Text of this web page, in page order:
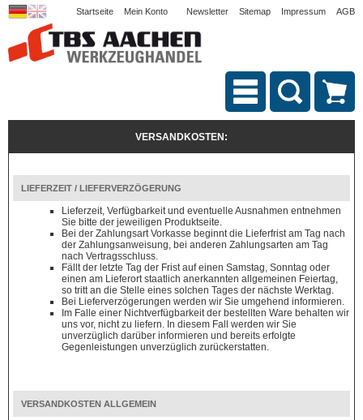
Startseite Mein Konto Newsletter Sitemap Impressum AGB
VERSANDKOSTEN:
LIEFERZEIT / LIEFERVERZÖGERUNG
Lieferzeit, Verfügbarkeit und eventuelle Ausnahmen entnehmen
Sie bitte der jeweiligen Produktseite.
Bei der Zahlungsart Vorkasse beginnt die Lieferfrist am Tag nach
der Zahlungsanweisung, bei anderen Zahlungsarten am Tag
nach Vertragsschluss.
Fällt der letzte Tag der Frist auf einen Samstag, Sonntag oder
einen am Lieferort staatlich anerkannten allgemeinen Feiertag,
so tritt an die Stelle eines solchen Tages der nächste Werktag.
Bei Lieferverzögerungen werden wir Sie umgehend informieren.
Im Falle einer Nichtverfügbarkeit der bestellten Ware behalten wir
uns vor, nicht zu liefern. In diesem Fall werden wir Sie
unverzüglich darüber informieren und bereits erfolgte
Gegenleistungen unverzüglich zurückerstatten.
VERSANDKOSTEN ALLGEMEIN